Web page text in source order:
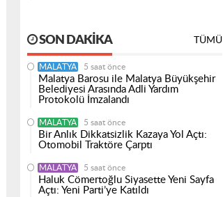
SON DAKIKA TÜMÜ
MALATYA 5 saat önce
Malatya Barosu ile Malatya Büyükşehir
Belediyesi Arasında Adli Yardım
Protokolü İmzalandı
MALATYA 5 saat önce
Bir Anlık Dikkatsizlik Kazaya Yol Açtı:
Otomobil Traktöre Çarptı
MALATYA 5 saat önce
Haluk Cömertoğlu Siyasette Yeni Sayfa
Açtı: Yeni Parti’ye Katıldı